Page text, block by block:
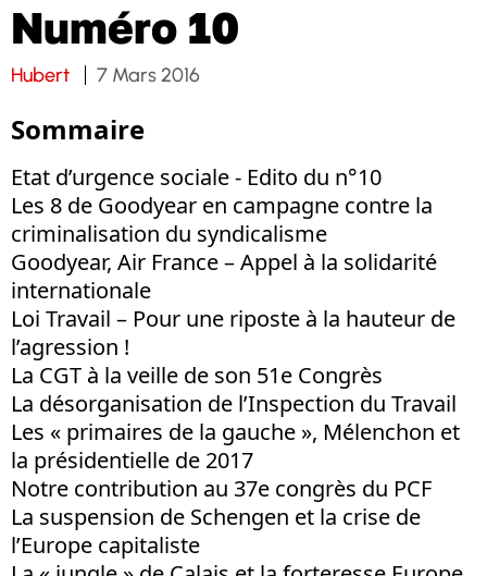
Numéro 10
Hubert 7 Mars 2016
Sommaire
Etat d’urgence sociale - Edito du n°10
Les 8 de Goodyear en campagne contre la
criminalisation du syndicalisme
Goodyear, Air France – Appel à la solidarité
internationale
Loi Travail – Pour une riposte à la hauteur de
l’agression !
La CGT à la veille de son 51e Congrès
La désorganisation de l’Inspection du Travail
Les « primaires de la gauche », Mélenchon et
la présidentielle de 2017
Notre contribution au 37e congrès du PCF
La suspension de Schengen et la crise de
l’Europe capitaliste